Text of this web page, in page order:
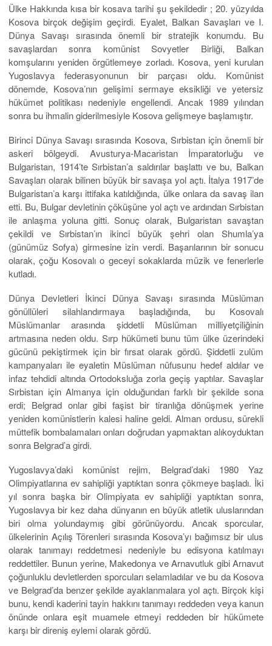
Ülke Hakkında kısa bir kosava tarihi şu şekildedir ; 20. yüzyılda
Kosova birçok değişim geçirdi. Eyalet, Balkan Savaşları ve I.
Dünya Savaşı sırasında önemli bir stratejik konumdu. Bu
savaşlardan sonra komünist Sovyetler Birliği, Balkan
komşularını yeniden örgütlemeye zorladı. Kosova, yeni kurulan
Yugoslavya federasyonunun bir parçası oldu. Komünist
dönemde, Kosova’nın gelişimi sermaye eksikliği ve yetersiz
hükümet politikası nedeniyle engellendi. Ancak 1989 yılından
sonra bu ihmalin giderilmesiyle Kosova gelişmeye başlamıştır.
Birinci Dünya Savaşı sırasında Kosova, Sırbistan için önemli bir
askeri bölgeydi. Avusturya-Macaristan İmparatorluğu ve
Bulgaristan, 1914’te Sırbistan’a saldırılar başlattı ve bu, Balkan
Savaşları olarak bilinen büyük bir savaşa yol açtı. İtalya 1917’de
Bulgaristan’a karşı ittifaka katıldığında, ülke onlara da savaş ilan
etti. Bu, Bulgar devletinin çöküşüne yol açtı ve ardından Sırbistan
ile anlaşma yoluna gitti. Sonuç olarak, Bulgaristan savaştan
çekildi ve Sırbistan’ın ikinci büyük şehri olan Shumla’ya
(günümüz Sofya) girmesine izin verdi. Başarılarının bir sonucu
olarak, çoğu Kosovalı o geceyi sokaklarda müzik ve fenerlerle
kutladı.
Dünya Devletleri İkinci Dünya Savaşı sırasında Müslüman
gönüllüleri silahlandırmaya başladığında, bu Kosovalı
Müslümanlar arasında şiddetli Müslüman milliyetçiliğinin
artmasına neden oldu. Sırp hükümeti bunu tüm ülke üzerindeki
gücünü pekiştirmek için bir fırsat olarak gördü. Şiddetli zulüm
kampanyaları ile eyaletin Müslüman nüfusunu hedef aldılar ve
infaz tehdidi altında Ortodoksluğa zorla geçiş yaptılar. Savaşlar
Sırbistan için Almanya için olduğundan farklı bir şekilde sona
erdi; Belgrad onlar gibi faşist bir tiranlığa dönüşmek yerine
yeniden komünistlerin kalesi haline geldi. Alman ordusu, sürekli
müttefik bombalamaları onları doğrudan yapmaktan alıkoyduktan
sonra Belgrad’a girdi.
Yugoslavya’daki komünist rejim, Belgrad’daki 1980 Yaz
Olimpiyatlarına ev sahipliği yaptıktan sonra çökmeye başladı. İki
yıl sonra başka bir Olimpiyata ev sahipliği yaptıktan sonra,
Yugoslavya bir kez daha dünyanın en büyük atletik uluslarından
biri olma yolundaymış gibi görünüyordu. Ancak sporcular,
ülkelerinin Açılış Törenleri sırasında Kosova’yı bağımsız bir ulus
olarak tanımayı reddetmesi nedeniyle bu edisyona katılmayı
reddettiler. Bunun yerine, Makedonya ve Arnavutluk gibi Arnavut
çoğunluklu devletlerden sporcuları selamladılar ve bu da Kosova
ve Belgrad’da benzer şekilde ayaklanmalara yol açtı. Birçok kişi
bunu, kendi kaderini tayin hakkını tanımayı reddeden veya kanun
önünde onlara eşit muamele etmeyi reddeden bir hükümete
karşı bir direniş eylemi olarak gördü.